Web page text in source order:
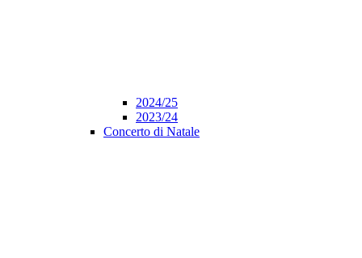
2024/25
2023/24
Concerto di Natale